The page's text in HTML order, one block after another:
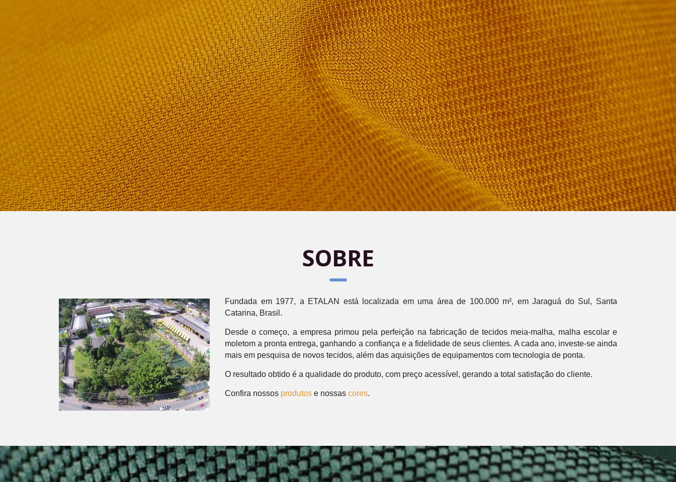
SOBRE
Fundada em 1977, a ETALAN
está localizada em uma área de 100.000 m², em Jaraguá do Sul, Santa
Catarina, Brasil.
Desde o começo, a empresa primou pela perfeição na fabricação detecidos meia-malha, malha escolare
moletoma pronta entrega, ganhando a confiança e a fidelidade de seus clientes. A cada ano, investe-se ainda
mais em pesquisa de novos tecidos, além das aquisições de equipamentos com tecnologia de ponta.
O resultado obtido é a qualidade do produto, com preço acessível, gerando a total satisfação do cliente.
Confira nossos produtos e nossas cores.